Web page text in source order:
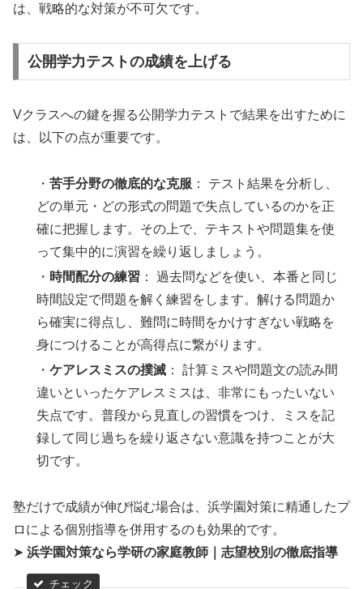
は、戦略的な対策が不可欠です。
公開学力テストの成績を上げる
Vクラスへの鍵を握る公開学力テストで結果を出すために
は、以下の点が重要です。
・苦手分野の徹底的な克服 ： テスト結果を分析し、
どの単元・どの形式の問題で失点しているのかを正
確に把握します。その上で、テキストや問題集を使
って集中的に演習を繰り返しましょう。
・ 時間配分の練習 ： 過去問などを使い、本番と同じ
時間設定で問題を解く練習をします。解ける問題か
ら確実に得点し、難問に時間をかけすぎない戦略を
身につけることが高得点に繋がります。
・ケアレスミスの撲滅 ： 計算ミスや問題文の読み間
違いといったケアレスミスは、非常にもったいない
失点です。普段から見直しの習慣をつけ、ミスを記
録して同じ過ちを繰り返さない意識を持つことが大
切です。
塾だけで成績が伸び悩む場合は、浜学園対策に精通したプ
ロによる個別指導を併用するのも効果的です。
➤ 浜学園対策なら学研の家庭教師｜志望校別の徹底指導